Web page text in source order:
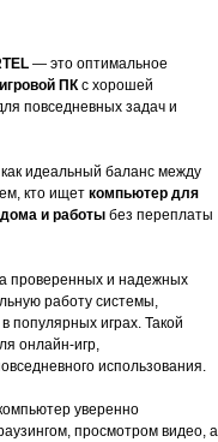
— это оптимальное
ПКс хорошей
повседневных задач и
идеальный баланс между
кто ищет компьютер для
и работы без переплаты
проверенных и надежных
работу системы,
популярных играх. Такой
онлайн-игр,
использования.
уверенно
просмотром видео, а